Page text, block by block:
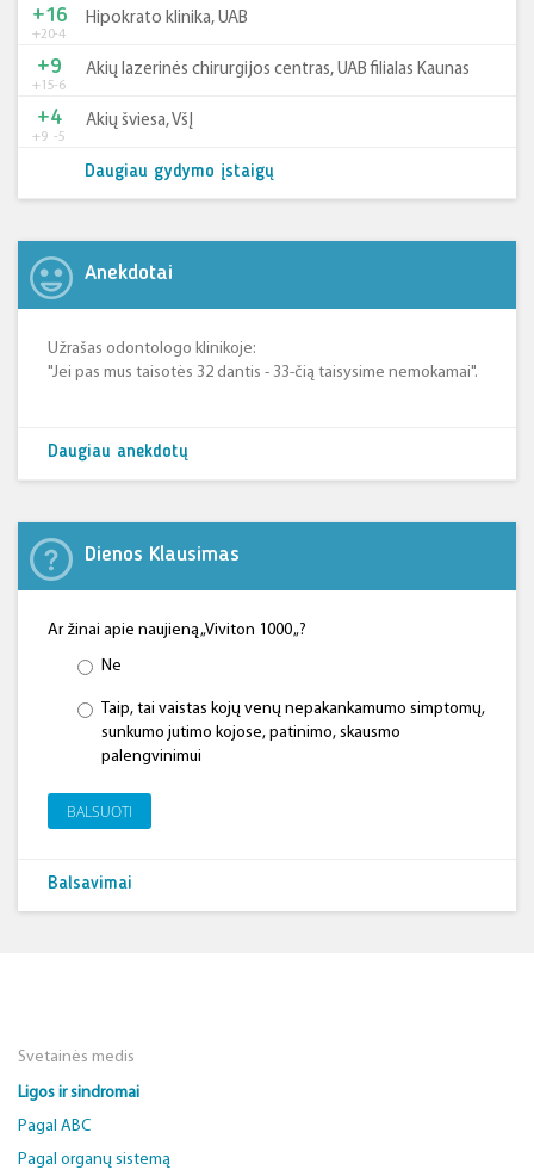
+20-4
+16 Hipokrato klinika, UAB
+15-6
+9 Akių lazerinės chirurgijos centras, UAB filialas Kaunas
+9 -5
+4 Akių šviesa, VšĮ
Daugiau gydymo įstaigų
Anekdotai
Užrašas odontologo klinikoje:
"Jei pas mus taisotės 32 dantis - 33-čią taisysime nemokamai".
Daugiau anekdotų
Dienos Klausimas
Ar žinai apie naujieną „Viviton 1000 „?
Ne
Taip, tai vaistas kojų venų nepakankamumo simptomų,
sunkumo jutimo kojose, patinimo, skausmo
palengvinimui
BALSUOTI
Balsavimai
Svetainės medis
Ligos ir sindromai
Pagal ABC
Pagal organų sistemą